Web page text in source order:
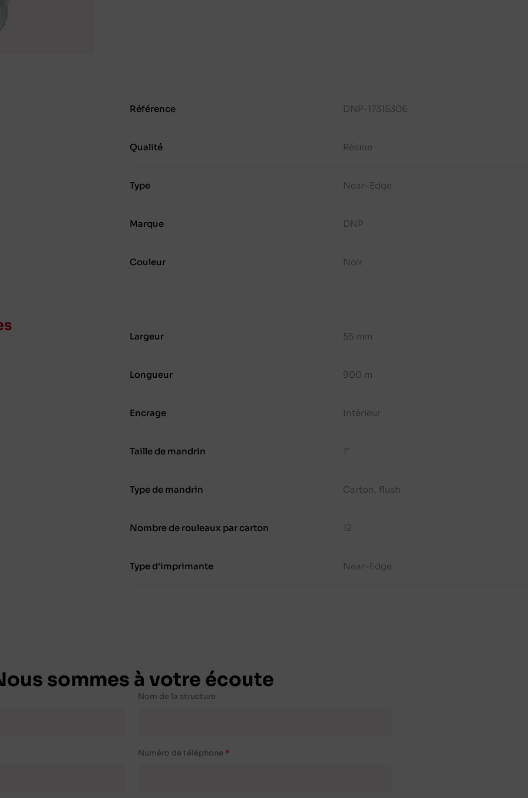
Référence DNP-17315306
Qualité Résine
Type Near-Edge
Marque DNP
Couleur Noir
Largeur 55 mm
Longueur 900 m
Encrage Intérieur
Taille de mandrin 1"
Type de mandrin Carton, flush
Nombre de rouleaux par carton 12
Type d'imprimante Near-Edge
sommes à votre écoute
Nom de la structure
Numéro de téléphone